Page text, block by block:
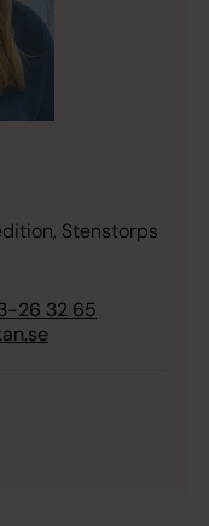
Stenstorps
26 32 65